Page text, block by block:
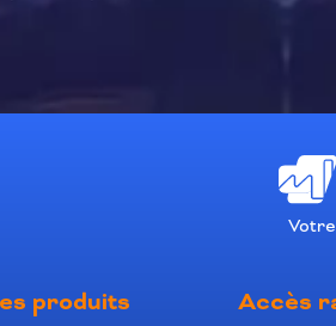
produits Accès